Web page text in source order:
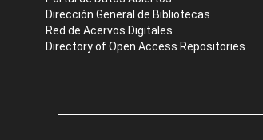
Dirección General de Bibliotecas
Red de Acervos Digitales
Directory of Open Access Repositories